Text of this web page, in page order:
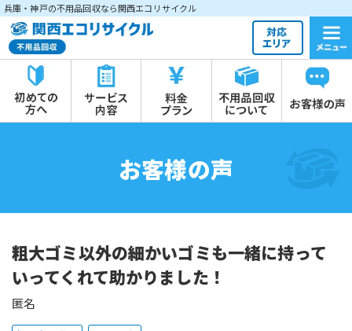
兵庫・神戸の不用品回収なら関西エコリサイクル
お客様の声
粗大ゴミ以外の細かいゴミも一緒に持って
いってくれて助かりました！
匿名